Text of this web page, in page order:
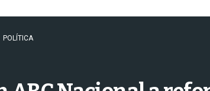
POLÍTICA